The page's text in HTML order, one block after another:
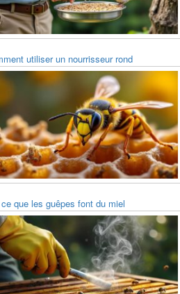
utiliser un nourrisseur rond
que les guêpes font du miel